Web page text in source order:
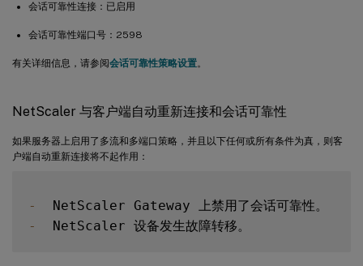
会话可靠性连接：已启用
会话可靠性端口号：2598
有关详细信息，请参阅会话可靠性策略设置。
NetScaler 与客户端自动重新连接和会话可靠性
如果服务器上启用了多流和多端口策略，并且以下任何或所有条件为真，则客
户端自动重新连接将不起作用：
-
-